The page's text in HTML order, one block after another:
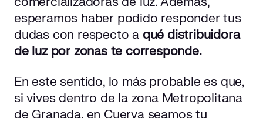
esperamos haber podido responder tus
dudas con respecto a qué distribuidora
de luz por zonas te corresponde.
En este sentido, lo más probable es que,
si vives dentro de la zona Metropolitana
de Granada, en Cuerva seamos tu